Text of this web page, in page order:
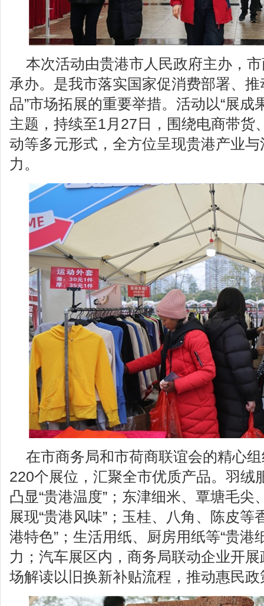
本次活动由贵港市人民政府主办，
承办。是我市落实国家促消费部署、推
品”市场拓展的重要举措。活动以“展成
主题，持续至1月27日，围绕电商带货
动等多元形式，全方位呈现贵港产业
力。
在市商务局和市荷商联谊会的精心
220个展位，汇聚全市优质产品。羽绒
凸显“贵港温度”；东津细米、覃塘毛尖
展现“贵港风味”；玉桂、八角、陈皮等
港特色”；生活用纸、厨房用纸等“贵港
力；汽车展区内，商务局联动企业开
场解读以旧换新补贴流程，推动惠民